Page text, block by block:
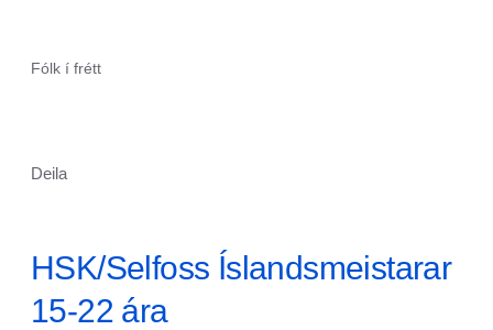
Fólk í frétt
Deila
HSK/Selfoss Íslandsmeistarar
15-22 ára